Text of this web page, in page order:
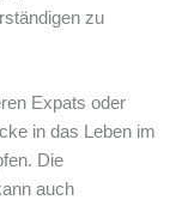
zu
Expats oder
in das Leben im
Die
auch